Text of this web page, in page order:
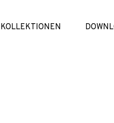
KOLLEKTIONEN